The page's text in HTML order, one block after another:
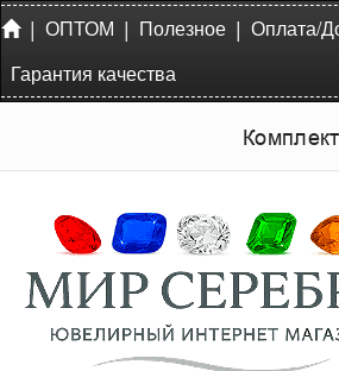
| ОПТОМ | Полезное | Оплата/
Гарантия качества